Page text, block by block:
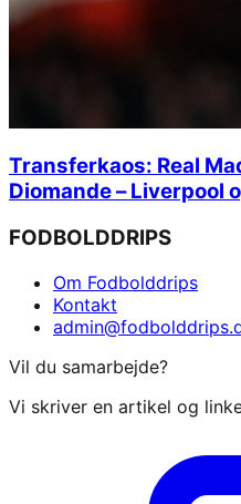
Transferkaos: Real
Diomande – Liverpool
FODBOLDDRIPS
Om Fodbolddrips
Kontakt
Vil du samarbejde?
Vi skriver en artikel og